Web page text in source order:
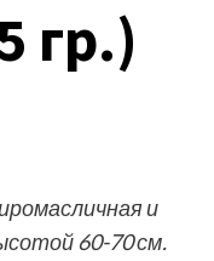
гр.)
и
60-70 см.